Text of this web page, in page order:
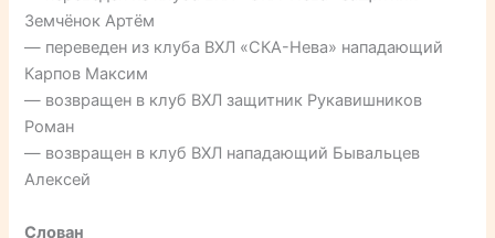
Земчёнок Артём
— переведен из клуба ВХЛ «СКА-Нева» нападающий
Карпов Максим
— возвращен в клуб ВХЛ защитник Рукавишников
Роман
— возвращен в клуб ВХЛ нападающий Бывальцев
Алексей
Слован